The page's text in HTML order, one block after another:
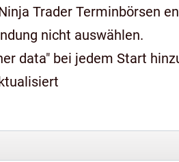
Trader Terminbörsen
nicht auswählen.
data" bei jedem Start